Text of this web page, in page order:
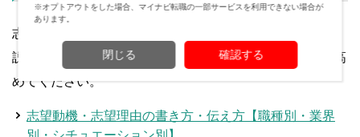
志望動機・自己PR、職務経歴書の書き方やポイントを解
説。職種・ケース別例文も参考に、応募書類の完成度を高
めてください。
志望動機・志望理由の書き方・伝え方【職種別・業界
※オプトアウトをした場合、マイナビ転職の一部サービスを利用できない場合が
あります。
閉じる 確認する